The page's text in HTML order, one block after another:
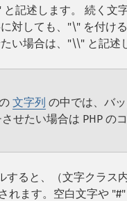
記述します。 続く文
対しても、"\" を付け
い場合は、"\\" と記述
文字列 の中では、バ
せたい場合は PHP の
すると、（文字クラス
れます。空白文字や